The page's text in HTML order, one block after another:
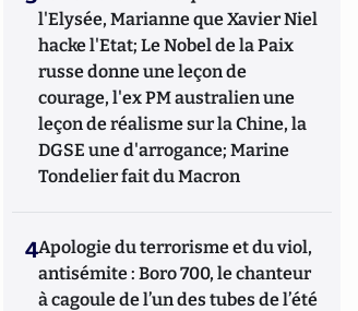
l'Elysée, Marianne que Xavier Niel
hacke l'Etat; Le Nobel de la Paix
russe donne une leçon de
courage, l'ex PM australien une
leçon de réalisme sur la Chine, la
DGSE une d'arrogance; Marine
Tondelier fait du Macron
4Apologie du terrorisme et du viol,
antisémite : Boro 700, le chanteur
à cagoule de l’un des tubes de l’été